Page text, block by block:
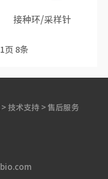
接种环/采样针
1 页 8条
> 技术支持 > 售后服务